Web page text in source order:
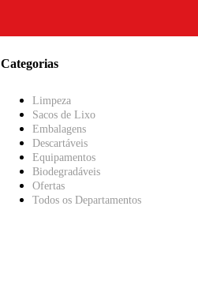
Categorias
Limpeza
Sacos de Lixo
Embalagens
Descartáveis
Equipamentos
Biodegradáveis
Ofertas
Todos os Departamentos